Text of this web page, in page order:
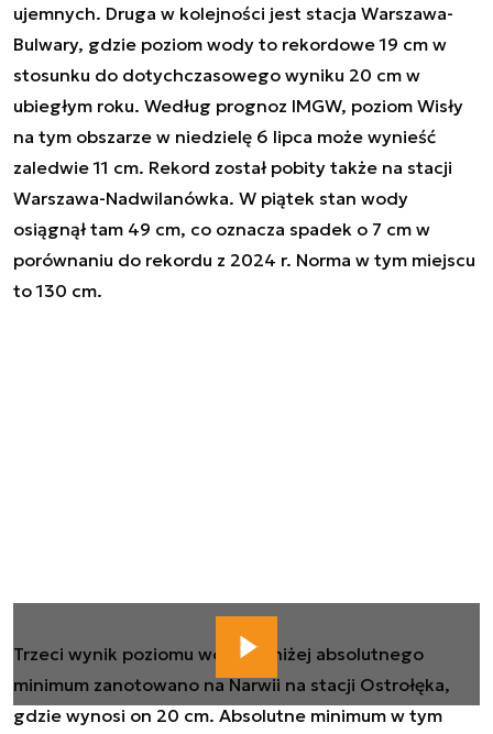
ujemnych. Druga w kolejności jest stacja Warszawa-
Bulwary, gdzie poziom wody to rekordowe 19 cm w
stosunku do dotychczasowego wyniku 20 cm w
ubiegłym roku. Według prognoz IMGW, poziom Wisły
na tym obszarze w niedzielę 6 lipca może wynieść
zaledwie 11 cm. Rekord został pobity także na stacji
Warszawa-Nadwilanówka. W piątek stan wody
osiągnął tam 49 cm, co oznacza spadek o 7 cm w
porównaniu do rekordu z 2024 r. Norma w tym miejscu
to 130 cm.
Trzeci wynik poziomu wody poniżej absolutnego
minimum zanotowano na Narwii na stacji Ostrołęka,
gdzie wynosi on 20 cm. Absolutne minimum w tym